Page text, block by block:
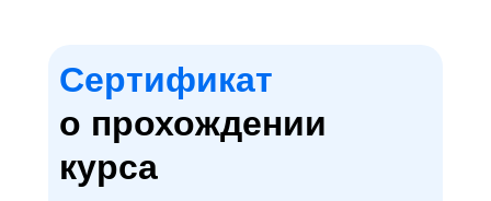
Сертификат
о прохождении
курса